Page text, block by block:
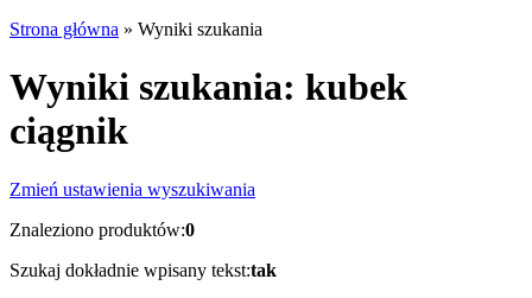
Strona główna » Wyniki szukania
Wyniki szukania: kubek
ciągnik
Zmień ustawienia wyszukiwania
Znaleziono produktów:0
Szukaj dokładnie wpisany tekst:tak